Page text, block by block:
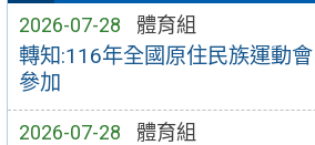
2026-07-28 體育組
轉知:116年全國原住民族運動
參加
2026-07-28 體育組